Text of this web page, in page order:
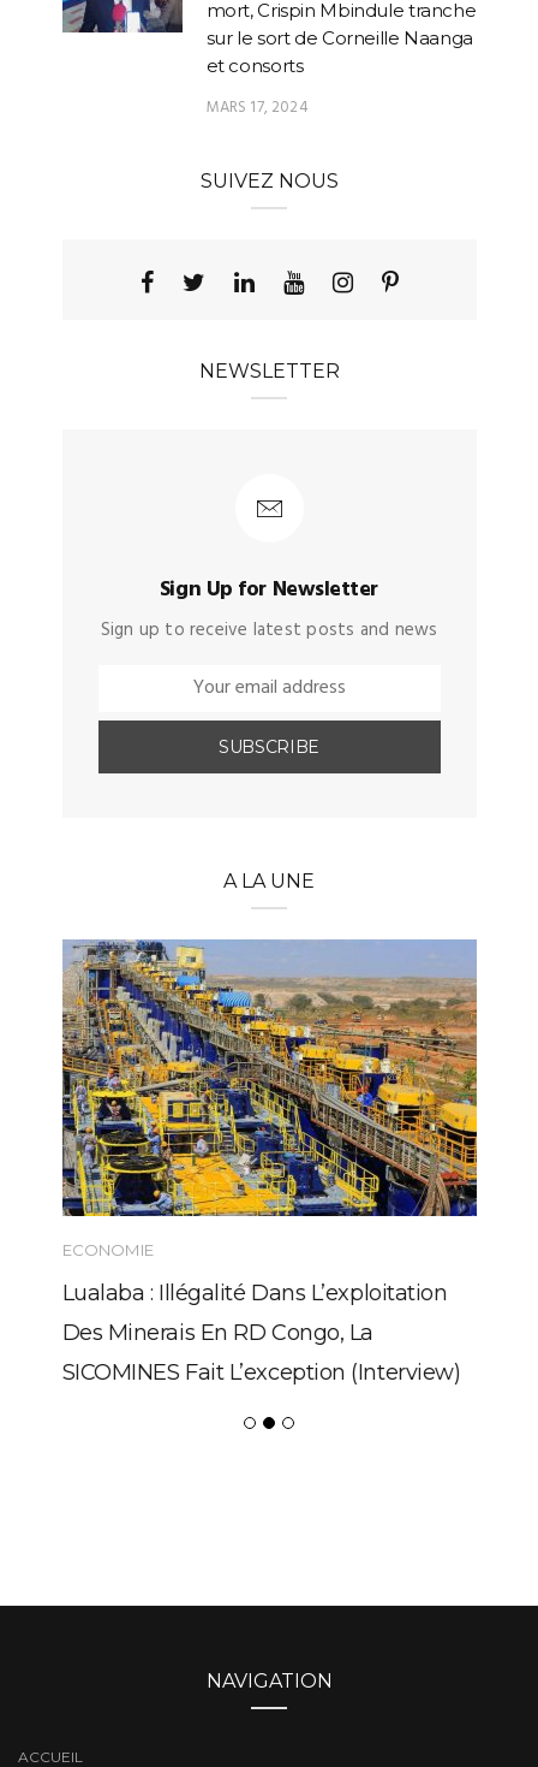
mort, Crispin Mbindule tranche
sur le sort de Corneille Naanga
et consorts
MARS 17, 2024
SUIVEZ NOUS
NEWSLETTER
Sign Up for Newsletter
Sign up to receive latest posts and news
A LA UNE
ECONOMIE
Lualaba : Illégalité Dans L’exploitation
Des Minerais En RD Congo, La
SICOMINES Fait L’exception (Interview)
NAVIGATION
ACCUEIL